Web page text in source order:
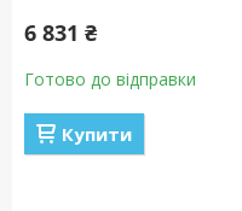
6 831 ₴
Готово до відправки
Купити